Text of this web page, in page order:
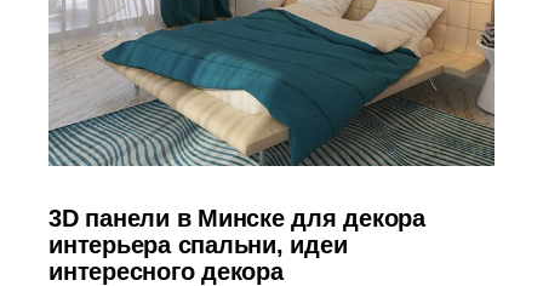
3D панели в Минске для декора
интерьера спальни, идеи
интересного декора